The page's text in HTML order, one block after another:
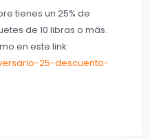
tienes un 25% de
de 10 libras o más.
en este link:
25-descuento-